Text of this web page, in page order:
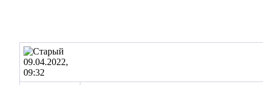
09.04.2022,
09:32